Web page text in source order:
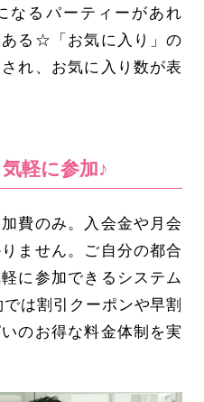
なるパーティーがあれ
る☆「お気に入り」の
れ、お気に入り数が表
軽に参加♪
費のみ。入会金や月会
ません。ご自分の都合
に参加できるシステム
は割引クーポンや早割
のお得な料金体制を実